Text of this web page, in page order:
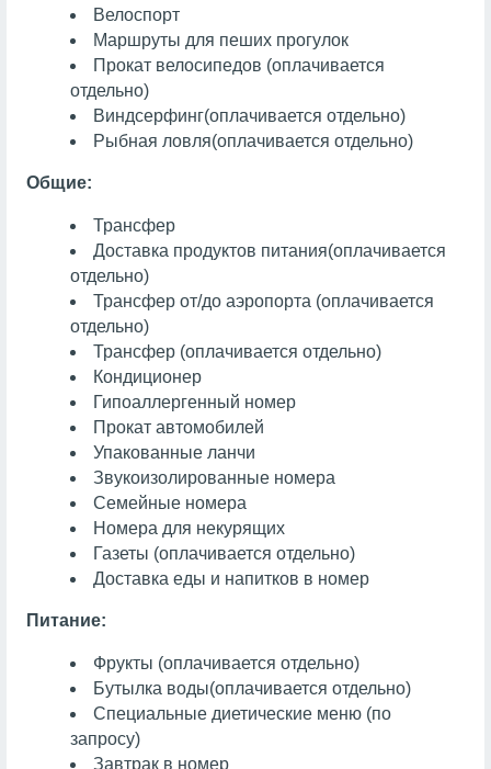
Велоспорт
Маршруты для пеших прогулок
Прокат велосипедов (оплачивается
отдельно)
Виндсерфинг(оплачивается отдельно)
Рыбная ловля(оплачивается отдельно)
Общие:
Трансфер
Доставка продуктов питания(оплачивается
отдельно)
Трансфер от/до аэропорта (оплачивается
отдельно)
Трансфер (оплачивается отдельно)
Кондиционер
Гипоаллергенный номер
Прокат автомобилей
Упакованные ланчи
Звукоизолированные номера
Семейные номера
Номера для некурящих
Газеты (оплачивается отдельно)
Доставка еды и напитков в номер
Питание:
Фрукты (оплачивается отдельно)
Бутылка воды(оплачивается отдельно)
Специальные диетические меню (по
запросу)
Завтрак в номер